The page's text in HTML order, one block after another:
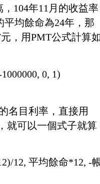
104年11月的收益率
平均餘命為24年，那
，用PMT公式計算
0, 1)
名目利率，直接用
就可以一個式子就算
12, 平均餘命*12, -